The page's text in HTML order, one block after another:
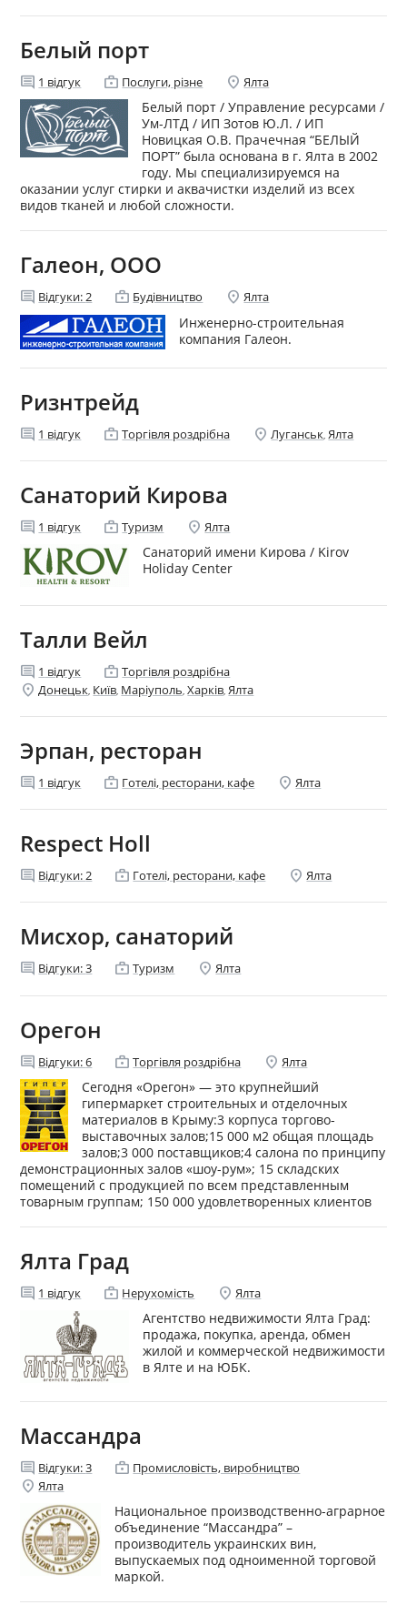
Белый порт
comment 1 відгук enterprise Послуги, різне location_on Ялта
Белый порт / Управление ресурсами /
Ум-ЛТД / ИП Зотов Ю.Л. / ИП
Новицкая О.В. Прачечная “БЕЛЫЙ
ПОРТ” была основана в г. Ялта в 2002
году. Мы специализируемся на
оказании услуг стирки и аквачистки изделий из всех
видов тканей и любой сложности.
Галеон, ООО
comment Відгуки:2 enterprise Будівництво location_on Ялта
Инженерно-строительная
компания Галеон.
Ризнтрейд
comment 1 відгук enterprise Торгівля роздрібна location_on Луганськ Ялта
Санаторий Кирова
comment 1 відгук enterprise Туризм location_on Ялта
Санаторий имени Кирова / Kirov
Holiday Center
Талли Вейл
comment 1 відгук enterprise Торгівля роздрібна
location_on Донецьк, Київ, Маріуполь,Харків,Ялта
Эрпан, ресторан
comment 1 відгук enterprise Готелі, ресторани, кафе location_on Ялта
Respect Holl
comment Відгуки:2 enterprise Готелі, ресторани, кафе location_on Ялта
Мисхор, санаторий
comment Відгуки:3 enterprise Туризм location_on Ялта
Орегон
comment Відгуки:6 enterprise Торгівля роздрібна location_on Ялта
Сегодня «Орегон» — это крупнейший
гипермаркет строительных и отделочных
материалов в Крыму:3 корпуса торгово-
выставочных залов;15 000 м2 общая площадь
залов;3 000 поставщиков;4 салона по принципу
демонстрационных залов «шоу-рум»; 15 складских
помещений с продукцией по всем представленным
товарным группам; 150 000 удовлетворенных клиентов
Ялта Град
comment 1 відгук enterprise Нерухомість location_on Ялта
Агентство недвижимости Ялта Град:
продажа, покупка, аренда, обмен
жилой и коммерческой недвижимости
в Ялте и на ЮБК.
Массандра
comment Відгуки:3 enterprise Промисловість, виробництво
location_on Ялта
Национальное производственно-аграрное
объединение “Массандра” –
производитель украинских вин,
выпускаемых под одноименной торговой
маркой.